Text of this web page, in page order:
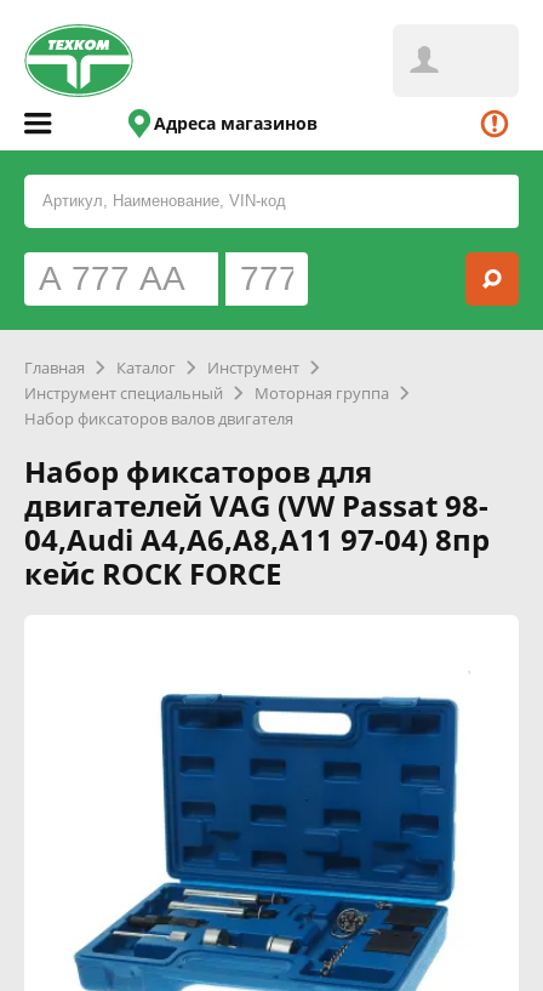
Адреса магазинов
Главная Каталог
Инструмент
Инструмент специальный
Моторная группа
Набор фиксаторов валов двигателя
Набор фиксаторов для
двигателей VAG (VW Passat 98-
04,Audi A4,A6,A8,A11 97-04) 8пр
кейс ROCK FORCE